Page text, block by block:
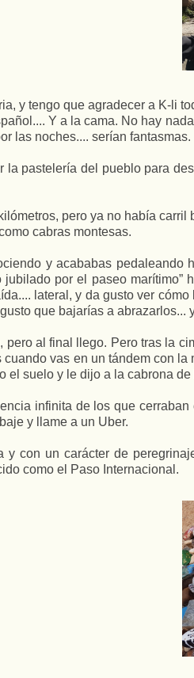
y tengo que agradecer a K-li
Y a la cama. No hay
las noches.... serían fantasmas.
la pastelería del pueblo para
pero ya no había
cabras montesas.
y acababas
por el paseo
lateral, y da gusto ver
que bajarías a
al final llego. Pero tras la
vas en un tándem con
el suelo y le dijo a la cabrona
infinita de los que
y llame a un Uber.
y con un carácter de
como el Paso Internacional.